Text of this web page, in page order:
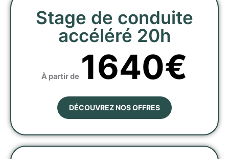
Stage de conduite
accéléré 20h
À partir de 1640€
DÉCOUVREZ NOS OFFRES